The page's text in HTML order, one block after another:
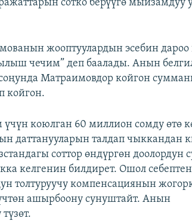
сотко берүүгө мыйзамдуу
жооптуулардын эсебин дароо
чечим” деп баалады. Анын
Матраимовдор койгон
койгон.
коюлган 60 миллион сомду өтө
даттанууларын талдап чыккандан
соттор өндүргөн доолордун
келгенин билдирет. Ошол себептен
толтуруучу компенсациянын
ашырбоону сунуштайт. Анын